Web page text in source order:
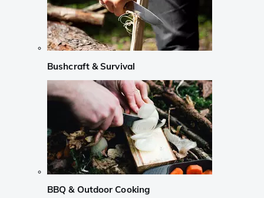
Bushcraft & Survival
BBQ & Outdoor Cooking